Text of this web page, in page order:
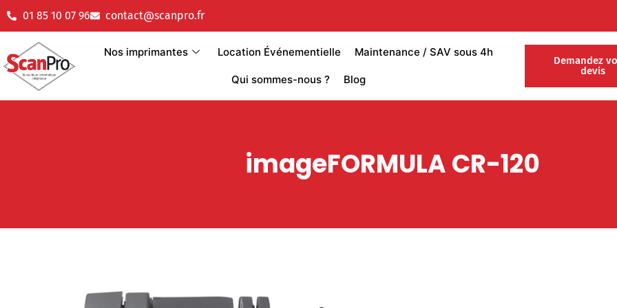
01 85 10 07 96 contact@scanpro.fr
Nos imprimantes Location Événementielle Maintenance / SAV sous 4h
Qui sommes-nous ? Blog
Demandez
devis
imageFORMULA CR-120